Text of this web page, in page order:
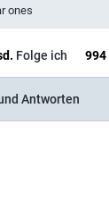
ones
Folge ich 994
Antworten